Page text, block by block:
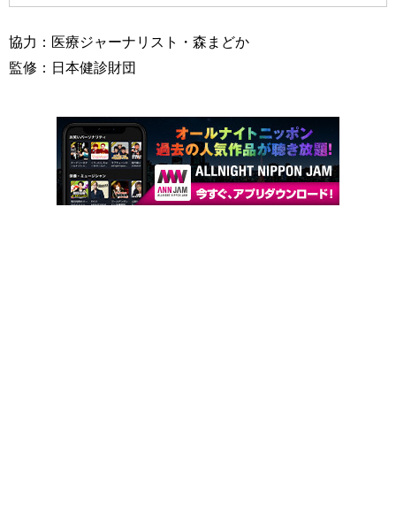
協力：医療ジャーナリスト・森まどか
監修：日本健診財団